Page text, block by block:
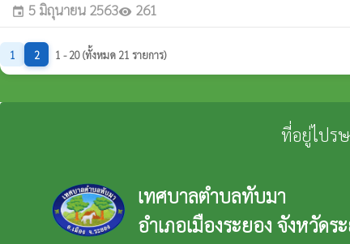
event 5 มิถุนายน 2563visibility 261
1 2 1 - 20 (ทั้งหมด 21 รายการ)
ที่อยู่ไปร
เทศบาลตำบลทับมา
อำเภอเมืองระยอง จังหวัดร